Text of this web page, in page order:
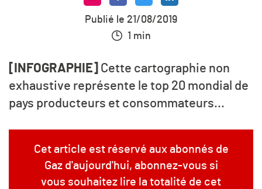
Publié le 21/08/2019
1 min
[INFOGRAPHIE]
Cette cartographie non
exhaustive représente le top 20 mondial de
pays producteurs et consommateurs...
Cet article est réservé aux abonnés de
Gaz d'aujourd'hui, abonnez-vous si
vous souhaitez lire la totalité de cet